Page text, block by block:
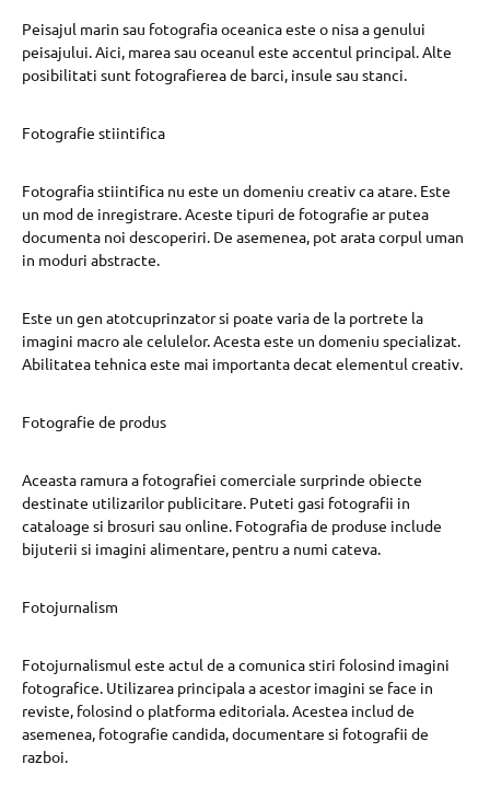
Peisajul marin sau fotografia oceanica este o nisa a genului
peisajului. Aici, marea sau oceanul este accentul principal. Alte
posibilitati sunt fotografierea de barci, insule sau stanci.
Fotografie stiintifica
Fotografia stiintifica nu este un domeniu creativ ca atare. Este
un mod de inregistrare. Aceste tipuri de fotografie ar putea
documenta noi descoperiri. De asemenea, pot arata corpul uman
in moduri abstracte.
Este un gen atotcuprinzator si poate varia de la portrete la
imagini macro ale celulelor. Acesta este un domeniu specializat.
Abilitatea tehnica este mai importanta decat elementul creativ.
Fotografie de produs
Aceasta ramura a fotografiei comerciale surprinde obiecte
destinate utilizarilor publicitare. Puteti gasi fotografii in
cataloage si brosuri sau online. Fotografia de produse include
bijuterii si imagini alimentare, pentru a numi cateva.
Fotojurnalism
Fotojurnalismul este actul de a comunica stiri folosind imagini
fotografice. Utilizarea principala a acestor imagini se face in
reviste, folosind o platforma editoriala. Acestea includ de
asemenea, fotografie candida, documentare si fotografii de
razboi.